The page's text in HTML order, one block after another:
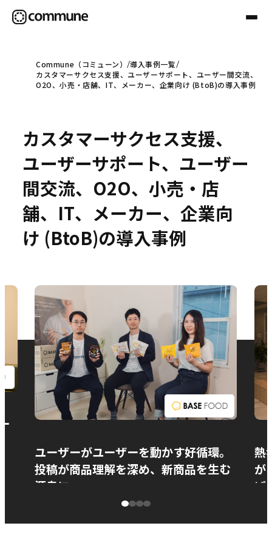
Communeについて
事例
セミナー
お問い合わせ
Commune（コミューン）
導入事例一覧
カスタマーサクセス支援、ユーザーサポート、ユーザー間交流、
O2O、小売・店舗、IT、メーカー、企業向け (BtoB)の導入事例
カスタマーサクセス支援、
ユーザーサポート、ユーザー
間交流、O2O、小売・店
舗、IT、メーカー、企業向
け (BtoB)の導入事例
ユーザーがユーザーを動かす好循環。
投稿が商品理解を深め、新商品を生む
源泉に
熱
が
ぱ